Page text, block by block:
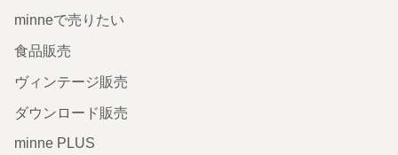
minneで売りたい
食品販売
ヴィンテージ販売
ダウンロード販売
minne PLUS